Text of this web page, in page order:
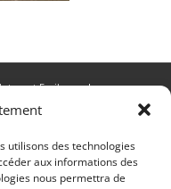
utilisons des technologies
aux informations des
nous permettra de
Freiburg -Impressum